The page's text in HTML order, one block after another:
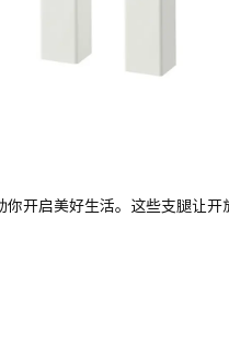
开启美好生活。这些支腿让